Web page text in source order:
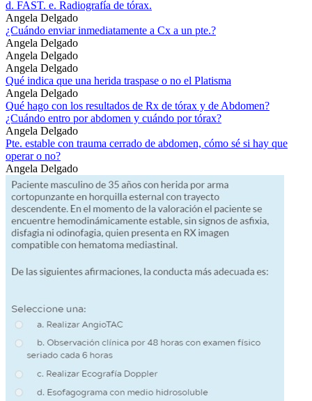
d. FAST. e. Radiografía de tórax.
Angela Delgado
¿Cuándo enviar inmediatamente a Cx a un pte.?
Angela Delgado
Angela Delgado
Angela Delgado
Qué indica que una herida traspase o no el Platisma
Angela Delgado
Qué hago con los resultados de Rx de tórax y de Abdomen?
¿Cuándo entro por abdomen y cuándo por tórax?
Angela Delgado
Pte. estable con trauma cerrado de abdomen, cómo sé si hay que
operar o no?
Angela Delgado